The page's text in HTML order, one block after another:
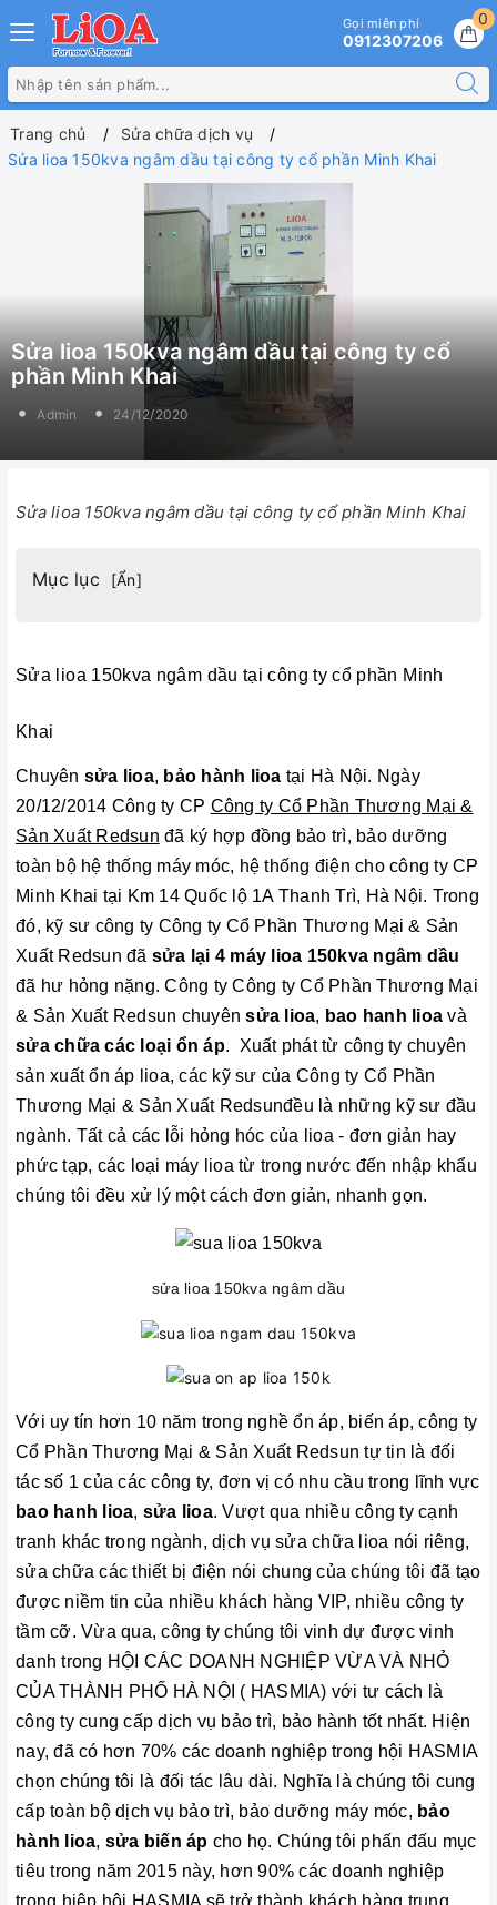
0
Gọi miễn phí
0912307206
Trang chủ
Sửa chữa dịch vụ
Sửa lioa 150kva ngâm dầu tại công ty cổ phần Minh Khai
Sửa lioa 150kva ngâm dầu tại công ty cổ
phần Minh Khai
Admin 24/12/2020
Sửa lioa 150kva ngâm dầu tại công ty cổ phần Minh Khai
Mục lục [Ẩn]
Sửa lioa 150kva ngâm dầu tại công ty cổ phần Minh
Khai
Chuyên sửa lioa, bảo hành lioa tại Hà Nội. Ngày
20/12/2014 Công ty CP Công ty Cổ Phần Thương Mại &
Sản Xuất Redsun đã ký hợp đồng bảo trì, bảo dưỡng
toàn bộ hệ thống máy móc, hệ thống điện cho công ty CP
Minh Khai tại Km 14 Quốc lộ 1A Thanh Trì, Hà Nội. Trong
đó, kỹ sư công ty Công ty Cổ Phần Thương Mại & Sản
Xuất Redsun đã sửa lại 4 máy lioa 150kva ngâm dầu
đã hư hỏng nặng. Công ty Công ty Cổ Phần Thương Mại
& Sản Xuất Redsun chuyênsửa lioa, bao hanh lioa và
sửa chữa các loại ổn áp. Xuất phát từ công ty chuyên
sản xuất ổn áp lioa, các kỹ sư của Công ty Cổ Phần
Thương Mại & Sản Xuất Redsunđều là những kỹ sư đầu
ngành. Tất cả các lỗi hỏng hóc của lioa - đơn giản hay
phức tạp, các loại máy lioa từ trong nước đến nhập khẩu
chúng tôi đều xử lý một cách đơn giản, nhanh gọn.
sửa lioa 150kva ngâm dầu
Với uy tín hơn 10 năm trong nghề ổn áp, biến áp, công ty
Cổ Phần Thương Mại & Sản Xuất Redsun tự tin là đối
tác số 1 của các công ty, đơn vị có nhu cầu trong lĩnh vực
bao hanh lioa, sửa lioa. Vượt qua nhiều công ty cạnh
tranh khác trong ngành, dịch vụ sửa chữa lioa nói riêng,
sửa chữa các thiết bị điện nói chung của chúng tôi đã tạo
được niềm tin của nhiều khách hàng VIP, nhiều công ty
tầm cỡ. Vừa qua, công ty chúng tôi vinh dự được vinh
danh trong HỘI CÁC DOANH NGHIỆP VỪA VÀ NHỎ
CỦA THÀNH PHỐ HÀ NỘI ( HASMIA) với tư cách là
công ty cung cấp dịch vụ bảo trì, bảo hành tốt nhất. Hiện
nay, đã có hơn 70% các doanh nghiệp trong hội HASMIA
chọn chúng tôi là đối tác lâu dài. Nghĩa là chúng tôi cung
cấp toàn bộ dịch vụ bảo trì, bảo dưỡng máy móc, bảo
hành lioa, sửa biến áp cho họ. Chúng tôi phấn đấu mục
tiêu trong năm 2015 này, hơn 90% các doanh nghiệp
trong hiệp hội HASMIA sẽ trở thành khách hàng trung